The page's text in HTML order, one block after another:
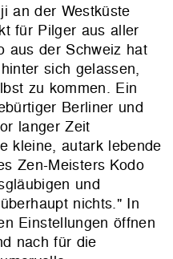
an der Westküste
für Pilger aus aller
aus der Schweiz hat
sich gelassen,
zu kommen. Ein
Berliner und
langer Zeit
kleine, autark lebende
Zen-Meisters Kodo
und
nichts." In
Einstellungen öffnen
nach für die